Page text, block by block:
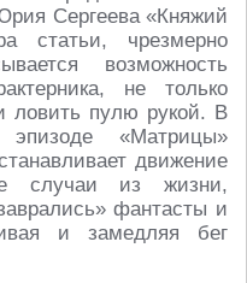
Сергеева «Княжий
статьи, чрезмерно
возможность
не только
ловить пулю рукой. В
эпизоде «Матрицы»
движение
случаи из жизни,
фантасты и
и замедляя бег